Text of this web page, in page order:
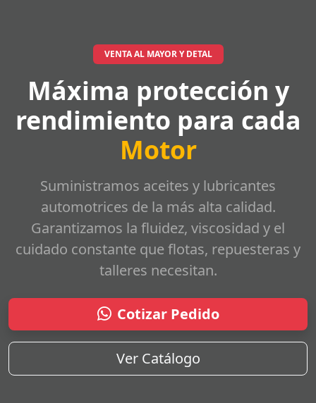
VENTA AL MAYOR Y DETAL
Máxima protección y
rendimiento para cada
Motor
Suministramos aceites y lubricantes
automotrices de la más alta calidad.
Garantizamos la fluidez, viscosidad y el
cuidado constante que flotas, repuesteras y
talleres necesitan.
Cotizar Pedido
Ver Catálogo